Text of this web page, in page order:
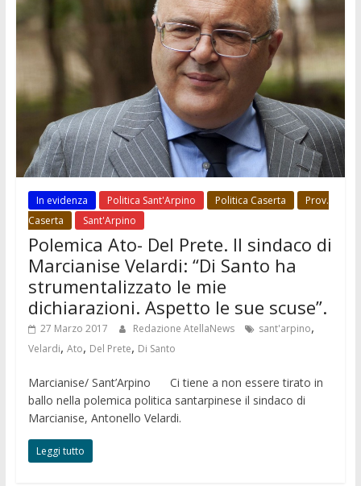
In evidenza Politica Sant'Arpino Politica Caserta
Prov.
Caserta
Sant'Arpino
Polemica Ato- Del Prete. Il sindaco di
Marcianise Velardi: “Di Santo ha
strumentalizzato le mie
dichiarazioni. Aspetto le sue scuse”.
27 Marzo 2017 Redazione AtellaNews sant'arpino,
Velardi, Ato, Del Prete, Di Santo
Marcianise/ Sant’Arpino Ci tiene a non essere tirato in
ballo nella polemica politica santarpinese il sindaco di
Marcianise, Antonello Velardi.
Leggi tutto